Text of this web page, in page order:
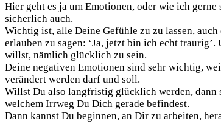
Hier geht es ja um Emotionen, oder wie ich
sicherlich auch.
Wichtig ist, alle Deine Gefühle zu zu lassen,
erlauben zu sagen: ‘Ja, jetzt bin ich echt
willst, nämlich glücklich zu sein.
Deine negativen Emotionen sind sehr wichtig,
verändert werden darf und soll.
Willst Du also langfristig glücklich werden, dann
welchem Irrweg Du Dich gerade befindest.
Dann kannst Du beginnen, an Dir zu arbeiten,